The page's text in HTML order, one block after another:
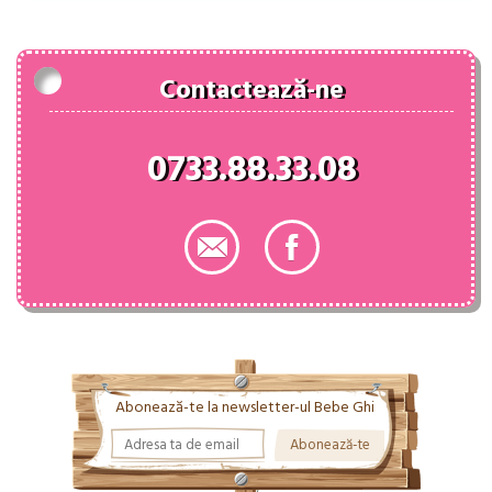
Contactează-ne
0733.88.33.08
Abonează-te la newsletter-ul Bebe Ghi